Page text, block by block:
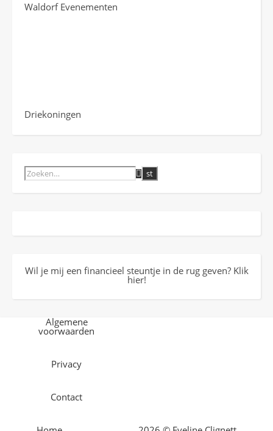
Waldorf Evenementen
Driekoningen
Wil je mij een financieel steuntje in de rug geven? Klik
hier!
Algemene
voorwaarden
Privacy
Contact